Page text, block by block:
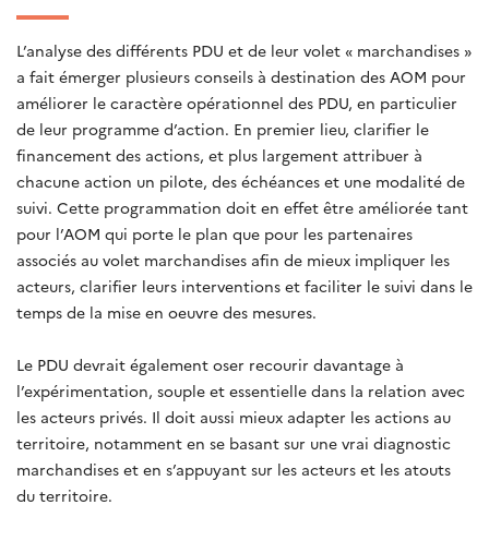
L’analyse des différents PDU et de leur volet « marchandises »
a fait émerger plusieurs conseils à destination des AOM pour
améliorer le caractère opérationnel des PDU, en particulier
de leur programme d’action. En premier lieu, clarifier le
financement des actions, et plus largement attribuer à
chacune action un pilote, des échéances et une modalité de
suivi. Cette programmation doit en effet être améliorée tant
pour l’AOM qui porte le plan que pour les partenaires
associés au volet marchandises afin de mieux impliquer les
acteurs, clarifier leurs interventions et faciliter le suivi dans le
temps de la mise en oeuvre des mesures.
Le PDU devrait également oser recourir davantage à
l’expérimentation, souple et essentielle dans la relation avec
les acteurs privés. Il doit aussi mieux adapter les actions au
territoire, notamment en se basant sur une vrai diagnostic
marchandises et en s’appuyant sur les acteurs et les atouts
du territoire.